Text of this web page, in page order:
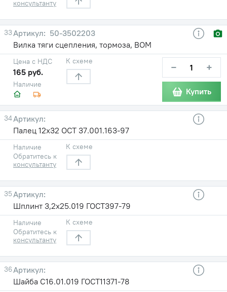
консультанту
33
50-3502203
Вилка тяги сцепления, тормоза, ВОМ
Наличие
Цена с НДС
165 руб.
К схеме − +
Купить
34
Палец 12х32 ОСТ 37.001.163-97
Наличие
Обратитесь к
консультанту
К схеме
35
Шплинт 3,2х25.019 ГОСТ397-79
Наличие
Обратитесь к
консультанту
К схеме
36
Шайба С16.01.019 ГОСТ11371-78